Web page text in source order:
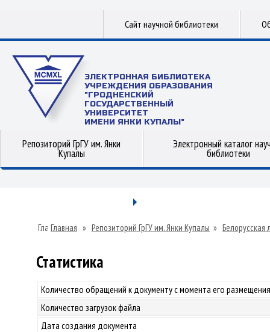
Сайт научной библиотеки
ЭЛЕКТРОННАЯ БИБЛИОТЕКА
УЧРЕЖДЕНИЯ ОБРАЗОВАНИЯ
"ГРОДНЕНСКИЙ
ГОСУДАРСТВЕННЫЙ
УНИВЕРСИТЕТ
ИМЕНИ ЯНКИ КУПАЛЫ"
Репозиторий ГрГУ им. Янки
Купалы
Электронный каталог
библиотеки
Главная » Репозиторий ГрГУ им. Янки Купалы » Белорусская
Статистика
Количество обращений к документу с момента его
Количество загрузок файла
Дата создания документа